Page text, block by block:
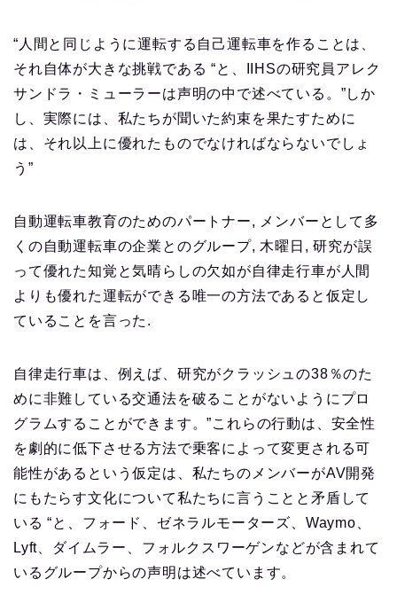
“人間と同じように運転する自己運転車を作ることは、
それ自体が大きな挑戦である “と、IIHSの研究員アレク
サンドラ・ミューラーは声明の中で述べている。”しか
し、実際には、私たちが聞いた約束を果たすために
は、それ以上に優れたものでなければならないでしょ
う”
自動運転車教育のためのパートナー, メンバーとして多
くの自動運転車の企業とのグループ, 木曜日, 研究が誤
って優れた知覚と気晴らしの欠如が自律走行車が人間
よりも優れた運転ができる唯一の方法であると仮定し
ていることを言った.
自律走行車は、例えば、研究がクラッシュの38％のた
めに非難している交通法を破ることがないようにプロ
グラムすることができます。”これらの行動は、安全性
を劇的に低下させる方法で乗客によって変更される可
能性があるという仮定は、私たちのメンバーがAV開発
にもたらす文化について私たちに言うことと矛盾して
いる “と、フォード、ゼネラルモーターズ、Waymo、
Lyft、ダイムラー、フォルクスワーゲンなどが含まれて
いるグループからの声明は述べています。